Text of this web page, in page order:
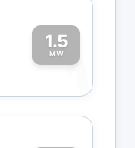
1.5
MW1